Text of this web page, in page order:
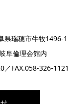
瑞穂市牛牧1496-1
阜倫理会館内
／FAX.058-326-1121